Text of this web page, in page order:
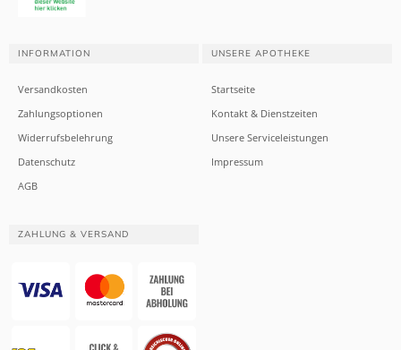
INFORMATION
Versandkosten
Zahlungsoptionen
Widerrufsbelehrung
Datenschutz
AGB
UNSERE APOTHEKE
Startseite
Kontakt & Dienstzeiten
Unsere Serviceleistungen
Impressum
ZAHLUNG & VERSAND